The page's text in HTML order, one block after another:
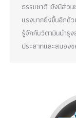
ธรรมชาติ ยังมีส่วน
แรงมากยิ่งขึ้นอีกด้ว
รู้จักกับวิตามินบำรุ
ประสาทและสมอง